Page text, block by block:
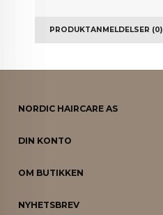
PRODUKTANMELDELSER (0)
NORDIC HAIRCARE AS
DIN KONTO
OM BUTIKKEN
NYHETSBREV